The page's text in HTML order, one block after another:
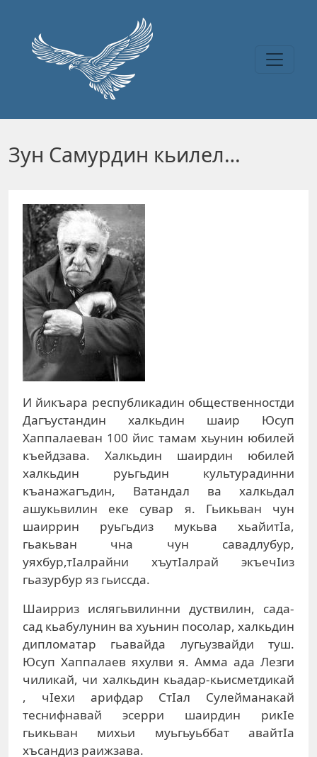
Зун Самурдин кьилел…
И йикъара республикадин общественностди
Дагъустандин халкьдин шаир Юсуп
Хаппалаеван 100 йис тамам хьунин юбилей
къейдзава. Халкьдин шаирдин юбилей
халкьдин руьгьдин культурадинни
къанажагъдин, Ватандал ва халкьдал
ашукьвилин еке сувар я. Гьикьван чун
шаиррин руьгьдиз мукьва хьайитIа,
гьакьван чна чун савадлубур,
уяхбур,тIалрайни хъутIалрай экъечIиз
гьазурбур яз гьиссда.
Шаирриз ислягьвилинни дуствилин, сада-
сад кьабулунин ва хуьнин посолар, халкьдин
дипломатар гьавайда лугьузвайди туш.
Юсуп Хаппалаев яхулви я. Амма ада Лезги
чиликай, чи халкьдин кьадар-кьисметдикай
, чIехи арифдар СтIал Сулейманакай
теснифнавай эсерри шаирдин рикIе
гьикьван михьи муьгьуьббат авайтIа
хъсандиз раижзава.